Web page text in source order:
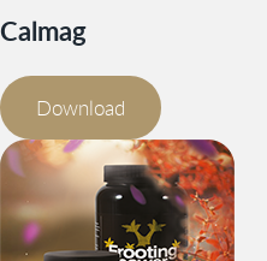
Calmag
Download